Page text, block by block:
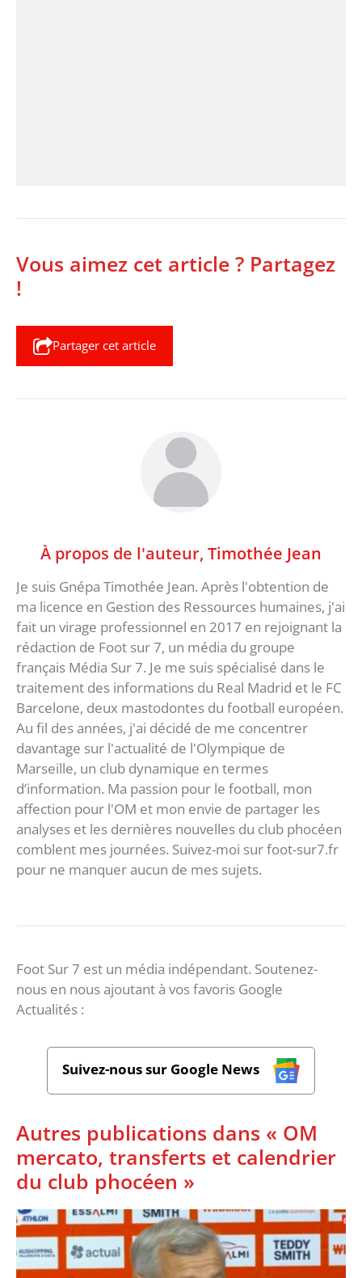
Vous aimez cet article ? Partagez
!
Partager cet article
À propos de l'auteur, Timothée Jean
Je suis Gnépa Timothée Jean. Après l'obtention de
ma licence en Gestion des Ressources humaines, j'ai
fait un virage professionnel en 2017 en rejoignant la
rédaction de Foot sur 7, un média du groupe
français Média Sur 7. Je me suis spécialisé dans le
traitement des informations du Real Madrid et le FC
Barcelone, deux mastodontes du football européen.
Au fil des années, j'ai décidé de me concentrer
davantage sur l'actualité de l'Olympique de
Marseille, un club dynamique en termes
d’information. Ma passion pour le football, mon
affection pour l'OM et mon envie de partager les
analyses et les dernières nouvelles du club phocéen
comblent mes journées. Suivez-moi sur foot-sur7.fr
pour ne manquer aucun de mes sujets.
Foot Sur 7 est un média indépendant. Soutenez-
nous en nous ajoutant à vos favoris Google
Actualités :
Suivez-nous sur Google News
Autres publications dans « OM
mercato, transferts et calendrier
du club phocéen »